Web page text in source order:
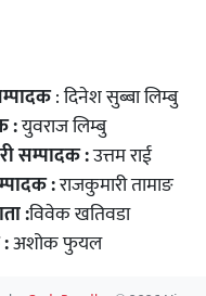
: दिनेश सुब्बा लिम्बु
:युवराज लिम्बु
सम्पादक :उत्तम राई
:राजकुमारी तामाङ
:विवेक खतिवडा
:अशोक फुयल